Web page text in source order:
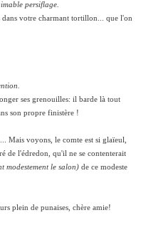
persiflage.
dans votre charmant tortillon... que l'on
ses grenouilles: il barde là tout
son propre finistère !
Mais voyons, le comte est si glaïeul,
de l'édredon, qu'il ne se contenterait
modestement le salon) de ce modeste
plein de punaises, chère amie!